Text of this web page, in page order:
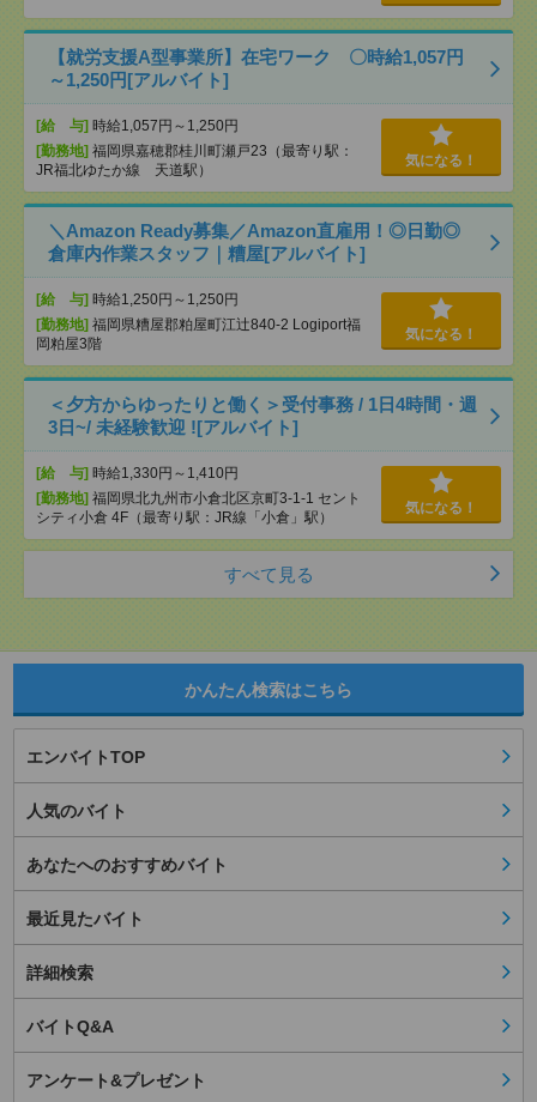
【就労支援A型事業所】在宅ワーク 〇時給1,057円
～1,250円[アルバイト]
[給 与] 時給1,057円～1,250円
[勤務地] 福岡県嘉穂郡桂川町瀬戸23（最寄り駅：
JR福北ゆたか線 天道駅）
気になる！
＼Amazon Ready募集／Amazon直雇用！◎日勤◎
倉庫内作業スタッフ｜糟屋[アルバイト]
[給 与] 時給1,250円～1,250円
[勤務地] 福岡県糟屋郡粕屋町江辻840-2 Logiport福
岡粕屋3階
気になる！
＜夕方からゆったりと働く＞受付事務 / 1日4時間・週
3日~/ 未経験歓迎 ![アルバイト]
[給 与] 時給1,330円～1,410円
[勤務地] 福岡県北九州市小倉北区京町3-1-1 セント
シティ小倉 4F（最寄り駅：JR線「小倉」駅）
気になる！
すべて見る
かんたん検索はこちら
エンバイトTOP
人気のバイト
あなたへのおすすめバイト
最近見たバイト
詳細検索
バイトQ&A
アンケート&プレゼント